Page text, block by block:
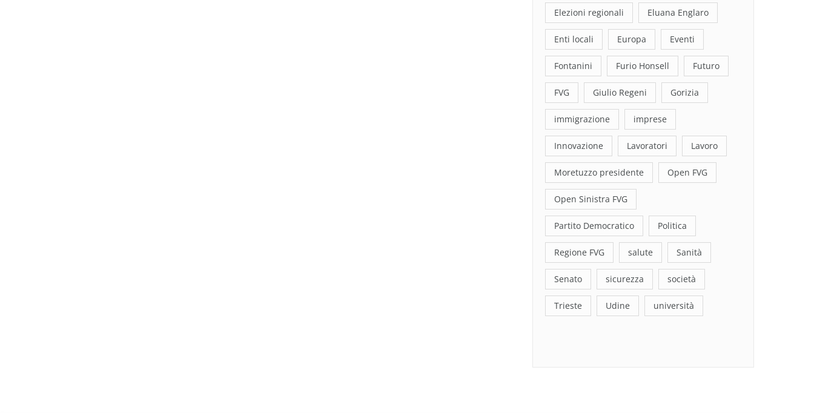
Elezioni regionali Eluana Englaro
Enti locali Europa Eventi
Fontanini Furio Honsell Futuro
FVG Giulio Regeni Gorizia
immigrazione imprese
Innovazione Lavoratori Lavoro
Moretuzzo presidente Open FVG
Open Sinistra FVG
Partito Democratico Politica
Regione FVG salute Sanità
Senato sicurezza società
Trieste Udine università